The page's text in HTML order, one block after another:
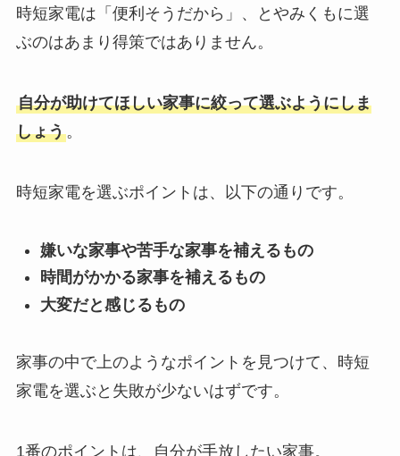
時短家電は「便利そうだから」、とやみくもに選
ぶのはあまり得策ではありません。
自分が助けてほしい家事に絞って選ぶようにしま
しょう。
時短家電を選ぶポイントは、以下の通りです。
嫌いな家事や苦手な家事を補えるもの
時間がかかる家事を補えるもの
大変だと感じるもの
家事の中で上のようなポイントを見つけて、時短
家電を選ぶと失敗が少ないはずです。
1番のポイントは、自分が手放したい家事。